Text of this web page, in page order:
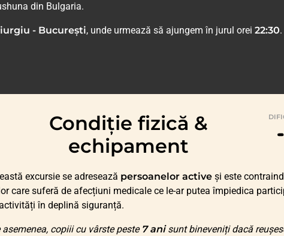
din Bulgaria.
- București, unde urmează să ajungem în jurul orei 22:30.
Condiție fizică &
echipament
excursie se adresează persoanelor active și este
care suferă de afecțiuni medicale ce le-ar putea împiedica
în deplină siguranță.
asemenea, copiii cu vârste peste 7 anisunt bineveniți dacă